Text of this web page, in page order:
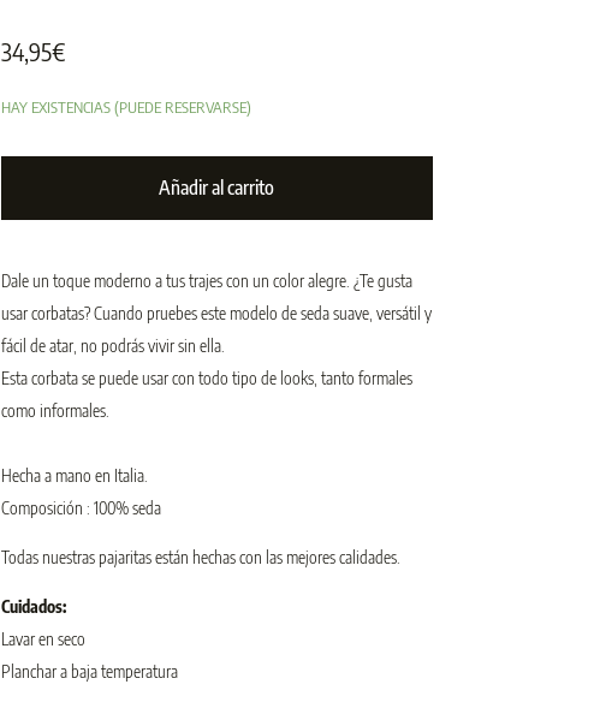
34,95€
HAY EXISTENCIAS (PUEDE RESERVARSE)
Añadir al carrito
Dale un toque moderno a tus trajes con un color alegre. ¿Te gusta
usar corbatas? Cuando pruebes este modelo de seda suave, versátil y
fácil de atar, no podrás vivir sin ella.
Esta corbata se puede usar con todo tipo de looks, tanto formales
como informales.
Hecha a mano en Italia.
Composición : 100% seda
Todas nuestras pajaritas están hechas con las mejores calidades.
Cuidados:
Lavar en seco
Planchar a baja temperatura